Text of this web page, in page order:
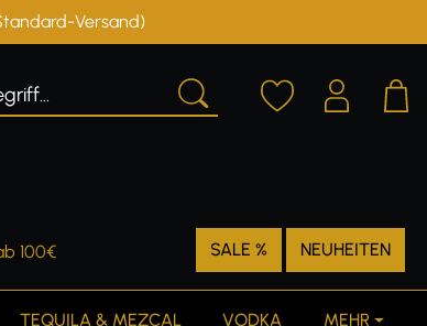
Versand)
100€ SALE % NEUHEITEN
TEQUILA & MEZCAL VODKA MEHR